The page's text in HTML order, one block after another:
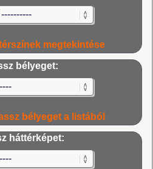
megtekintése
bélyeget:
bélyeget a listából
háttérképet: